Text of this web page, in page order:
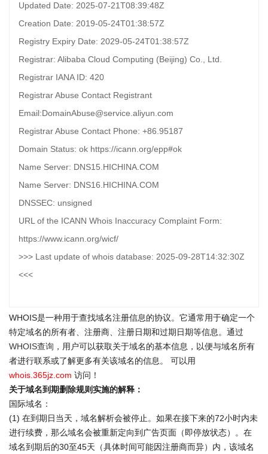
Updated Date: 2025-07-21T08:39:48Z
Creation Date: 2019-05-24T01:38:57Z
Registry Expiry Date: 2029-05-24T01:38:57Z
Registrar: Alibaba Cloud Computing (Beijing) Co., Ltd.
Registrar IANA ID: 420
Registrar Abuse Contact Registrant
Email:DomainAbuse@service.aliyun.com
Registrar Abuse Contact Phone: +86.95187
Domain Status: ok https://icann.org/epp#ok
Name Server: DNS15.HICHINA.COM
Name Server: DNS16.HICHINA.COM
DNSSEC: unsigned
URL of the ICANN Whois Inaccuracy Complaint Form:
https://www.icann.org/wicf/
>>> Last update of whois database: 2025-09-28T14:32:30Z
<<<
WHOIS是一种用于查找域名注册信息的协议。它通常用于确定一个
特定域名的所有者、注册商、注册日期和过期日期等信息。通过
WHOIS查询 ，用户可以获取关于域名的基本信息，以便与域名所有
者进行联系或了解更多有关该域名的信息。 可以用
whois.365jz.com 访问！
关于域名到期删除规则实施的解释：
国际域名：
(1) 在到期日当天，域名解析会被停止。如果在接下来的72小时内未
进行续费，那么域名会被重新定向到广告页面（即停放状态）。在
域名到期后的30至45天（具体时间可能因注册商而异）内，该域名